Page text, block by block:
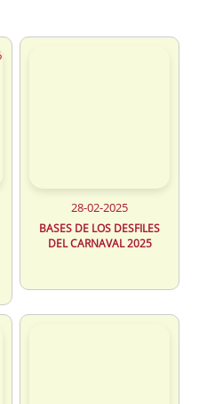
28-02-2025
BASES DE LOS DESFILES
DEL CARNAVAL 2025